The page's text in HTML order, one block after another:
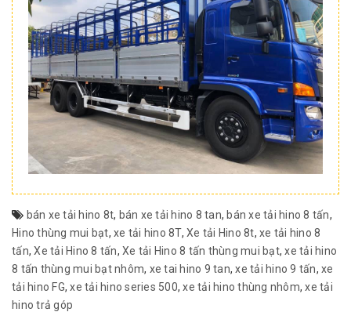
bán xe tải hino 8t, bán xe tải hino 8 tan,bán xe tải hino 8 tấn,
Hino thùng mui bạt, xe tải hino 8T, Xe tải Hino 8t, xe tải hino 8
tấn,Xe tải Hino 8 tấn, Xe tải Hino 8 tấn thùng mui bạt,xe tải hino
8 tấn thùng mui bạt nhôm, xe tai hino 9 tan,xe tải hino 9 tấn, xe
tải hino FG,xe tải hino series 500,xe tải hino thùng nhôm,xe tải
hino trả góp